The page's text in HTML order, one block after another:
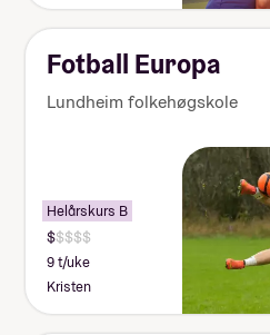
Fotball Europa
Lundheim folkehøgskole
Helårskurs B
9 t/uke
Kristen